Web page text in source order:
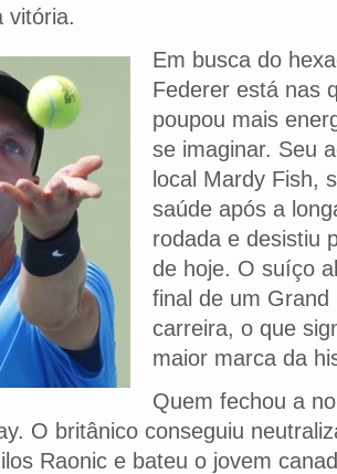
vitória.
Em busca do
Federer está nas
poupou mais
se imaginar. Seu
local Mardy Fish,
saúde após a
rodada e desistiu
de hoje. O suíço
final de um Grand
carreira, o que
maior marca da
Quem fechou a
O britânico conseguiu
Raonic e bateu o jovem